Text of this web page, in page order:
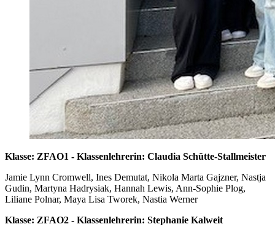
Klasse: ZFAO1 - Klassenlehrerin: Claudia Schütte-Stallmeister
Jamie Lynn Cromwell, Ines Demutat, Nikola Marta Gajzner, Nastja
Gudin, Martyna Hadrysiak, Hannah Lewis, Ann-Sophie Plog,
Liliane Polnar, Maya Lisa Tworek, Nastia Werner
Klasse: ZFAO2 - Klassenlehrerin: Stephanie Kalweit